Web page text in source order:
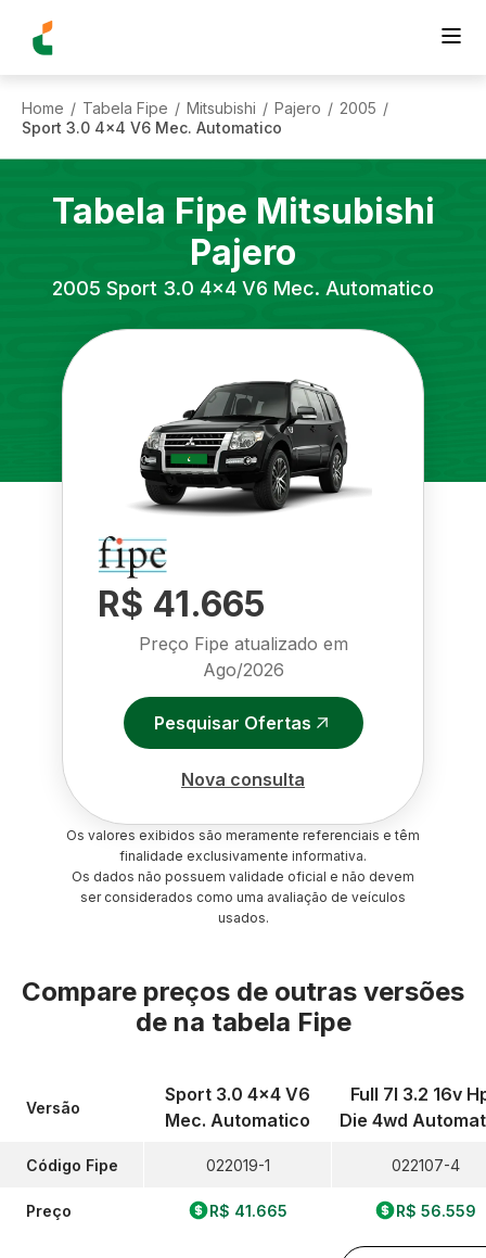
Home / Tabela Fipe / Mitsubishi / Pajero / 2005 /
Sport 3.0 4x4 V6 Mec. Automatico
Tabela Fipe Mitsubishi
Pajero
2005 Sport 3.0 4x4 V6 Mec. Automatico
R$ 41.665
Preço Fipe atualizado em
Ago/2026
Pesquisar Ofertas
Nova consulta
Os valores exibidos são meramente referenciais e têm
finalidade exclusivamente informativa.
Os dados não possuem validade oficial e não devem
ser considerados como uma avaliação de veículos
usados.
Compare preços de outras versões
de na tabela Fipe
Versão
Código Fipe
Preço
Sport 3.0 4x4 V6
Mec. Automatico
022019-1
R$ 41.665
Full 7l 3.2 16v
Die 4wd
022107-4
R$ 56.559